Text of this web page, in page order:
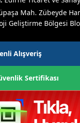
Mah. Zübeyde
Geliştirme Bölgesi
Alışveriş
Sertifikası